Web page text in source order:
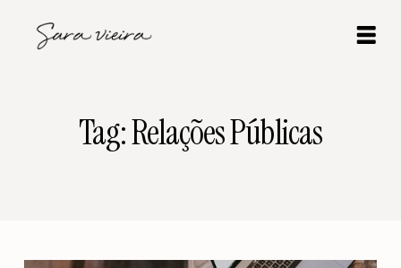
Tag: Relações Públicas